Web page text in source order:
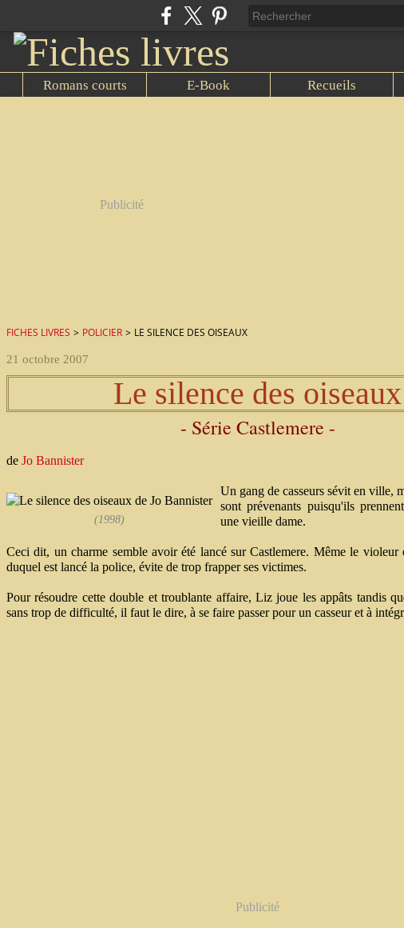
Romans courts E-Book Recueils
Publicité
FICHES LIVRES > POLICIER > LE SILENCE DES OISEAUX
21 octobre 2007
Le silence des oiseaux
- Série Castlemere -
de Jo Bannister
(1998)
Un gang de casseurs sévit en ville,
sont prévenants puisqu'ils
une vieille dame.
Ceci dit, un charme semble avoir été lancé sur Castlemere. Même le violeur
duquel est lancé la police, évite de trop frapper ses victimes.
Pour résoudre cette double et troublante affaire, Liz joue les appâts tandis
sans trop de difficulté, il faut le dire, à se faire passer pour un casseur et à
Publicité